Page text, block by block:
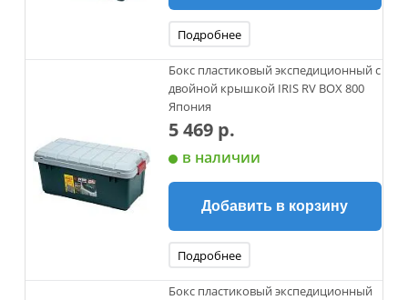
Подробнее
Бокс пластиковый экспедиционный с
двойной крышкой IRIS RV BOX 800
Япония
5 469 р.
в наличии
Добавить в корзину
Подробнее
Бокс пластиковый экспедиционный